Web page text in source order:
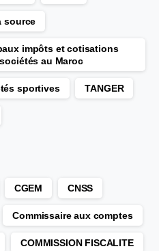
source
impôts et cotisations
au Maroc
sportives TANGER
CGEM CNSS
Commissaire aux comptes
COMMISSION FISCALITE